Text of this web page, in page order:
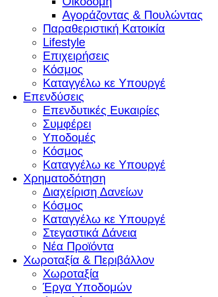
Αγοράζοντας & Πουλώντας
Παραθεριστική Κατοικία
Lifestyle
Επιχειρήσεις
Κόσμος
Καταγγέλω κε Υπουργέ
Επενδύσεις
Επενδυτικές Ευκαιρίες
Συμφέρει
Υποδομές
Κόσμος
Καταγγέλω κε Υπουργέ
Χρηματοδότηση
Διαχείριση Δανείων
Κόσμος
Καταγγέλω κε Υπουργέ
Στεγαστικά Δάνεια
Νέα Προϊόντα
Χωροταξία & Περιβάλλον
Χωροταξία
Έργα Υποδομών